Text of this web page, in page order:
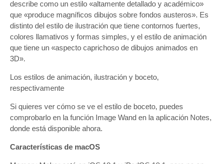
describe como un estilo «altamente detallado y académico»
que «produce magníficos dibujos sobre fondos austeros». Es
distinto del estilo de ilustración que tiene contornos fuertes,
colores llamativos y formas simples, y el estilo de animación
que tiene un «aspecto caprichoso de dibujos animados en
3D».
Los estilos de animación, ilustración y boceto,
respectivamente
Si quieres ver cómo se ve el estilo de boceto, puedes
comprobarlo en la función Image Wand en la aplicación Notes,
donde está disponible ahora.
Características de macOS